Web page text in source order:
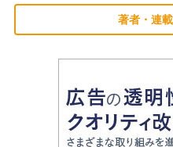
著者・連